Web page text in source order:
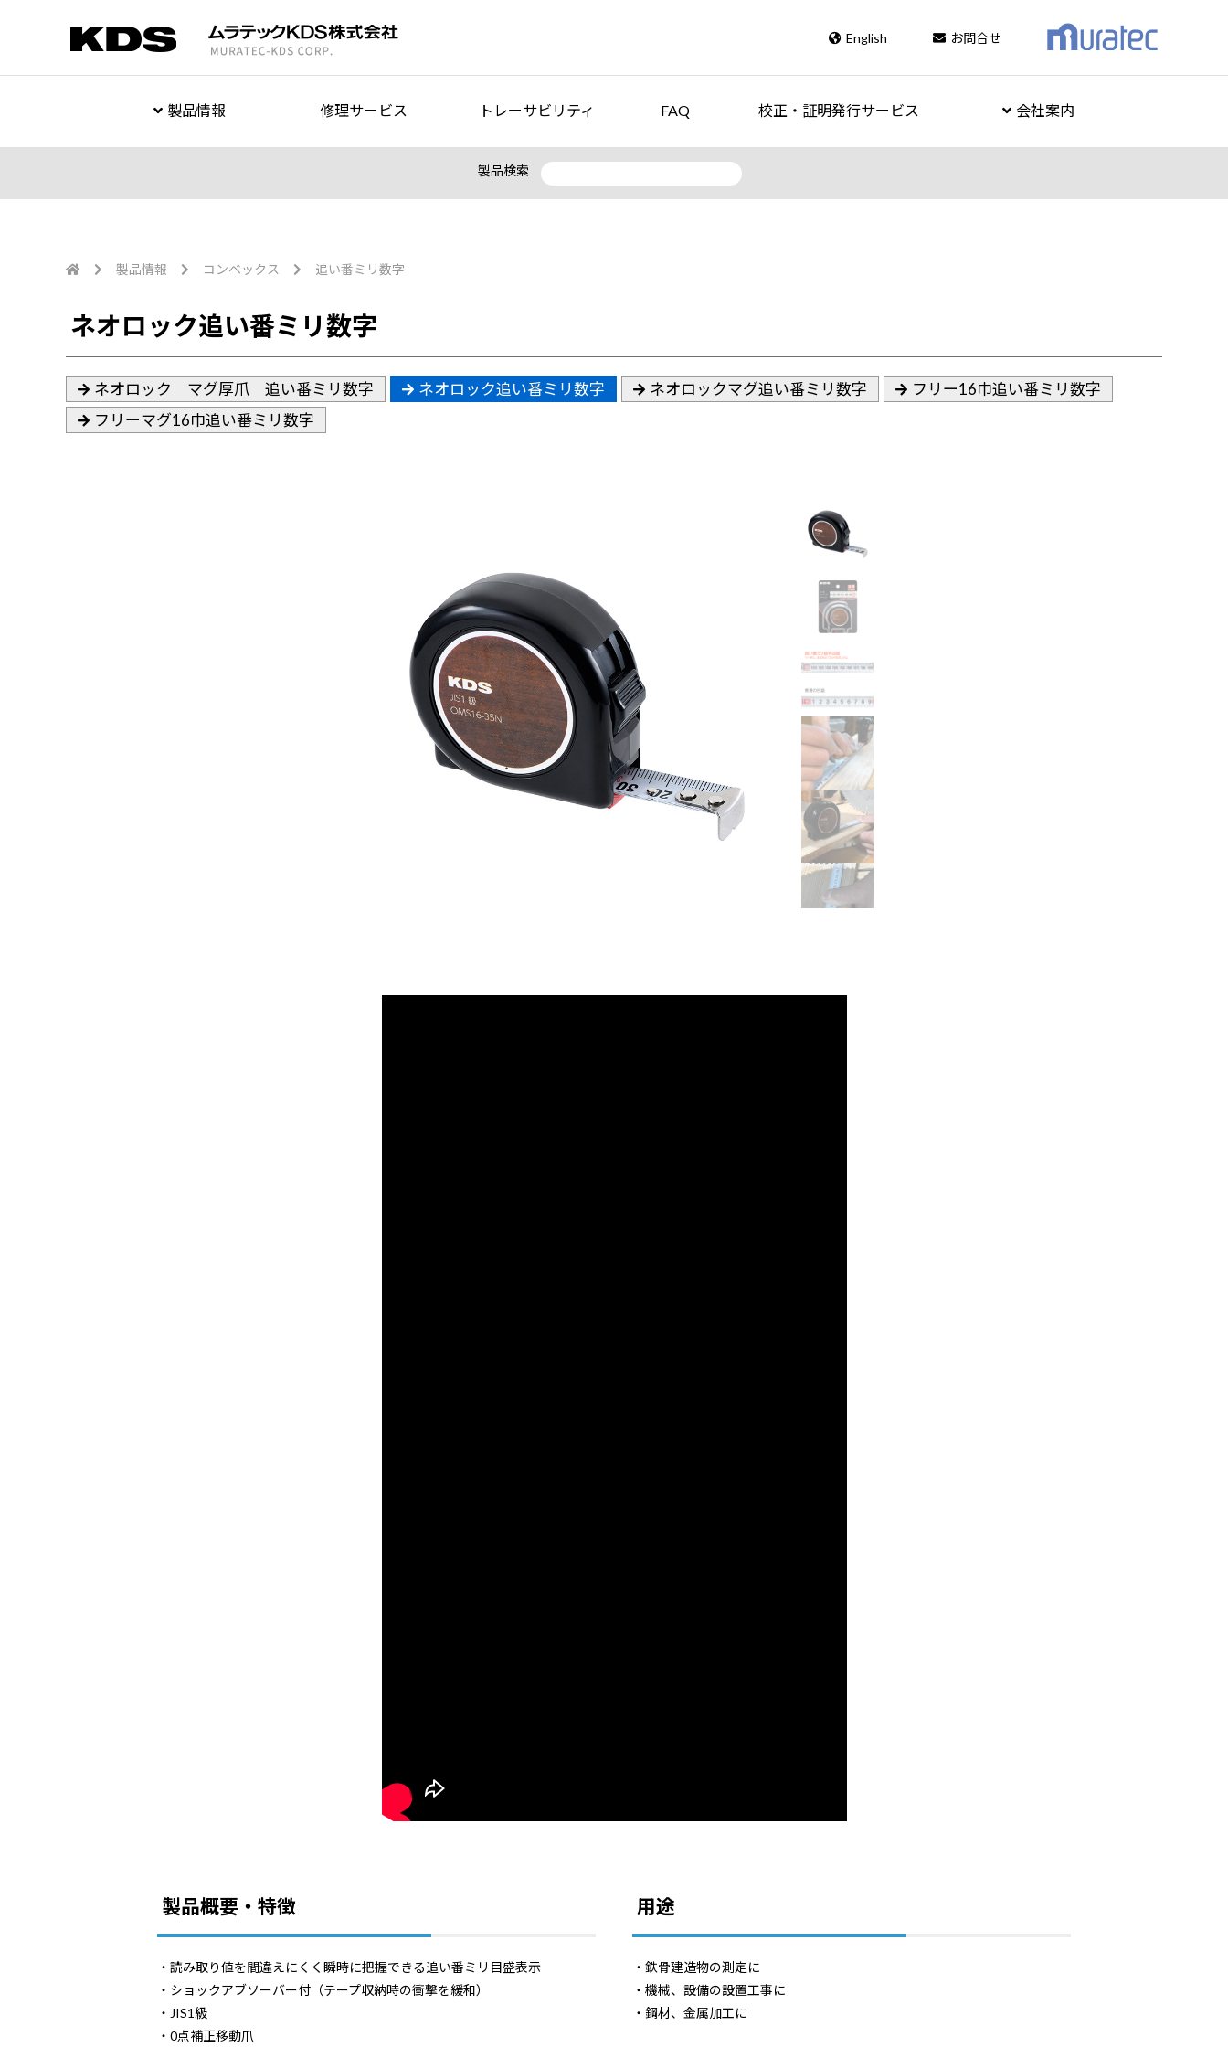
English お問合せ
製品情報 修理サービス トレーサビリティ FAQ 校正・証明発行サービス 会社案内
製品検索
製品情報 コンベックス 追い番ミリ数字
ネオロック追い番ミリ数字
ネオロック マグ厚爪 追い番ミリ数字 ネオロック追い番ミリ数字 ネオロックマグ追い番ミリ数字
フリー16巾追い番ミリ数字
フリーマグ16巾追い番ミリ数字
製品概要・特徴
・読み取り値を間違えにくく瞬時に把握できる追い番ミリ目盛表示
・ショックアブソーバー付（テープ収納時の衝撃を緩和）
・JIS1級
・0点補正移動爪
用途
・鉄骨建造物の測定に
・機械、設備の設置工事に
・鋼材、金属加工に